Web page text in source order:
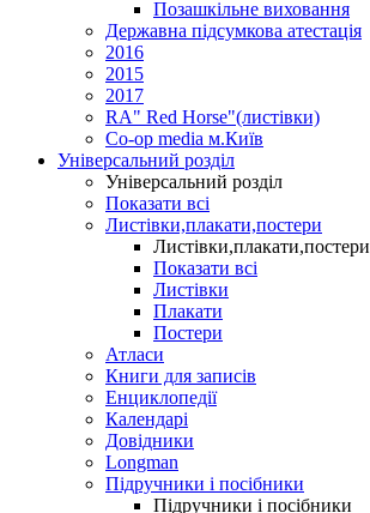
Позашкільне виховання
Державна підсумкова атестація
2016
2015
2017
RA" Red Horse"(листівки)
Co-op media м.Київ
Універсальний розділ
Універсальний розділ
Показати всі
Листівки,плакати,постери
Листівки,плакати,постери
Показати всі
Листівки
Плакати
Постери
Атласи
Книги для записів
Енциклопедії
Календарі
Довідники
Longman
Підручники і посібники
Підручники і посібники